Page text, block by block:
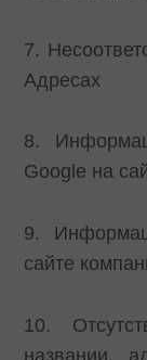
7.
Адресах
8.
Google на
9.
сайте
10.